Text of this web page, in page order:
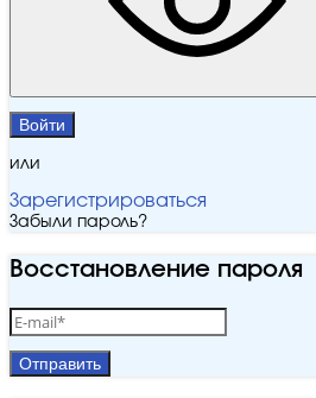
Войти
или
Зарегистрироваться
Забыли пароль?
Восстановление пароля
Отправить